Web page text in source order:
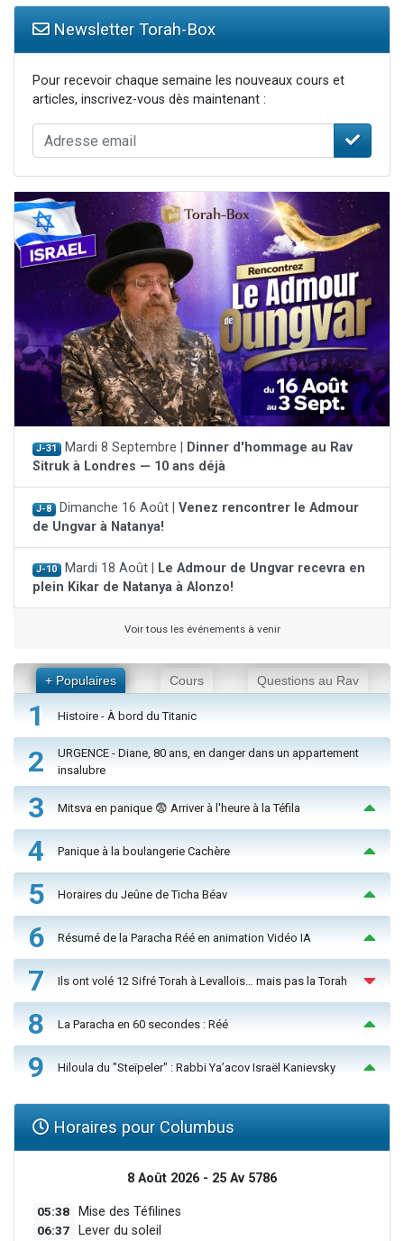
Newsletter Torah-Box
Pour recevoir chaque semaine les nouveaux cours et
articles, inscrivez-vous dès maintenant :
J-31 Mardi 8 Septembre |
Dinner d'hommage au Rav
Sitruk à Londres — 10 ans déjà
J-8 Dimanche 16 Août | Venez rencontrer le Admour
de Ungvar à Natanya!
J-10 Mardi 18 Août |
Le Admour de Ungvar recevra en
plein Kikar de Natanya à Alonzo!
Voir tous les événements à venir
+ Populaires Cours Questions au Rav
1 Histoire - À bord du Titanic
2
URGENCE - Diane, 80 ans, en danger dans un appartement
insalubre
3 Mitsva en panique 😨 Arriver à l'heure à la Téfila
4 Panique à la boulangerie Cachère
5 Horaires du Jeûne de Ticha Béav
6 Résumé de la Paracha Réé en animation Vidéo IA
7 Ils ont volé 12 Sifré Torah à Levallois… mais pas la Torah
8 La Paracha en 60 secondes : Réé
9 Hiloula du "Steïpeler" : Rabbi Ya’acov Israël Kanievsky
Horaires pour Columbus
8 Août 2026 - 25 Av 5786
05:38 Mise des Téfilines
06:37 Lever du soleil